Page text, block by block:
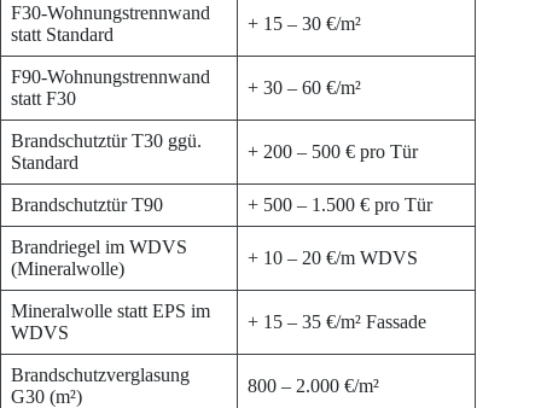
F30-Wohnungstrennwand
statt Standard
+ 15 – 30 €/m²
F90-Wohnungstrennwand
statt F30
+ 30 – 60 €/m²
Brandschutztür T30 ggü.
Standard
+ 200 – 500 € pro Tür
Brandschutztür T90 + 500 – 1.500 € pro Tür
Brandriegel im WDVS
(Mineralwolle)
+ 10 – 20 €/m WDVS
Mineralwolle statt EPS im
WDVS
+ 15 – 35 €/m² Fassade
Brandschutzverglasung
G30 (m²)
800 – 2.000 €/m²